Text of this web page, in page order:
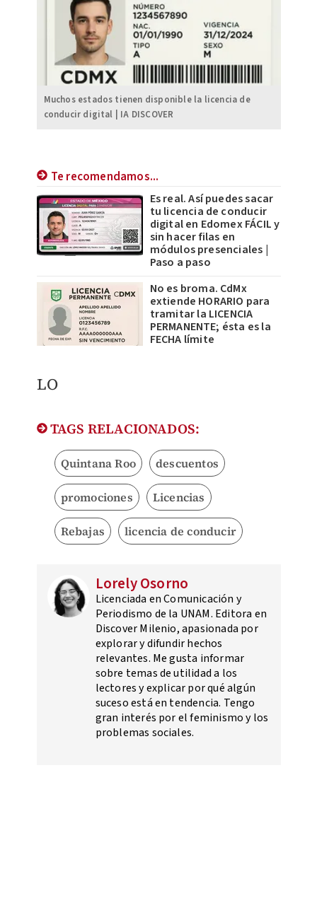
Muchos estados tienen disponible la licencia de
conducir digital | IA DISCOVER
Te recomendamos...
Es real. Así puedes sacar
tu licencia de conducir
digital en Edomex FÁCIL y
sin hacer filas en
módulos presenciales |
Paso a paso
No es broma. CdMx
extiende HORARIO para
tramitar la LICENCIA
PERMANENTE; ésta es la
FECHA límite
LO
TAGS RELACIONADOS:
Quintana Roo descuentos
promociones Licencias
Rebajas licencia de conducir
Lorely Osorno
Licenciada en Comunicación y
Periodismo de la UNAM. Editora en
Discover Milenio, apasionada por
explorar y difundir hechos
relevantes. Me gusta informar
sobre temas de utilidad a los
lectores y explicar por qué algún
suceso está en tendencia. Tengo
gran interés por el feminismo y los
problemas sociales.